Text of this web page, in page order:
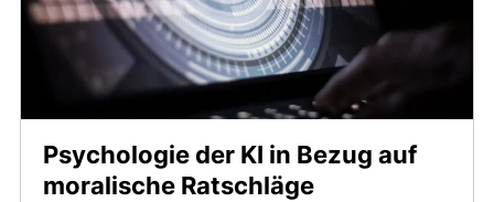
Psychologie der KI in Bezug auf
moralische Ratschläge